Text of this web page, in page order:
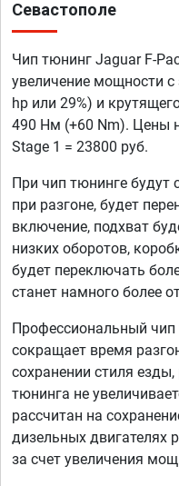
Севастополе
Чип тюнинг Jaguar F-
увеличение мощности с
hp или 29%) и
490 Нм (+60 Nm). Цены
Stage 1 = 23800 руб.
При чип тюнинге
при разгоне, будет
включение, подхват
низких оборотов,
будет переключать
станет намного более
Профессиональный чип
сокращает время
сохранении стиля
тюнинга не
рассчитан на
дизельных двигателях
за счет увеличения